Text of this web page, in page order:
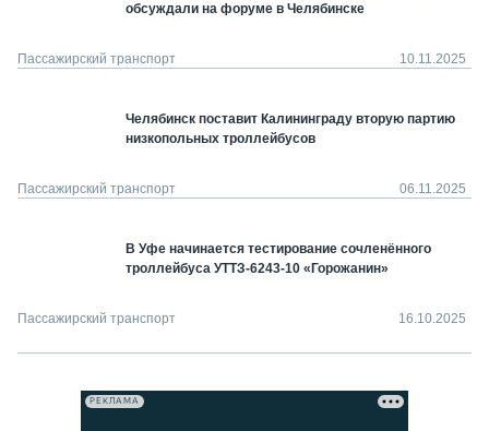
обсуждали на форуме в Челябинске
Пассажирский транспорт 10.11.2025
Челябинск поставит Калининграду вторую партию
низкопольных троллейбусов
Пассажирский транспорт 06.11.2025
В Уфе начинается тестирование сочленённого
троллейбуса УТТЗ-6243-10 «Горожанин»
Пассажирский транспорт 16.10.2025
РЕКЛАМА